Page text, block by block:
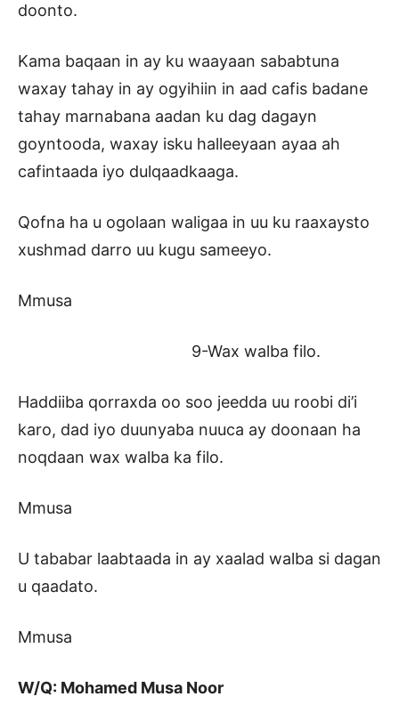
doonto.
Kama baqaan in ay ku waayaan sababtuna
waxay tahay in ay ogyihiin in aad cafis badane
tahay marnabana aadan ku dag dagayn
goyntooda, waxay isku halleeyaan ayaa ah
cafintaada iyo dulqaadkaaga.
Qofna ha u ogolaan waligaa in uu ku raaxaysto
xushmad darro uu kugu sameeyo.
Mmusa
9-Wax walba filo.
Haddiiba qorraxda oo soo jeedda uu roobi di’i
karo, dad iyo duunyaba nuuca ay doonaan ha
noqdaan wax walba ka filo.
Mmusa
U tababar laabtaada in ay xaalad walba si dagan
u qaadato.
Mmusa
W/Q: Mohamed Musa Noor